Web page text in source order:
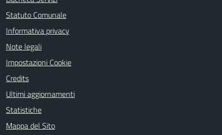
Statuto Comunale
Informativa privacy
Note legali
Impostazioni Cookie
Credits
Ultimi aggiornamenti
Statistiche
Mappa del Sito